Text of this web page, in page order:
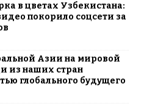
в цветах Узбекистана:
покорило соцсети за
Азии на мировой
из наших стран
глобального будущего